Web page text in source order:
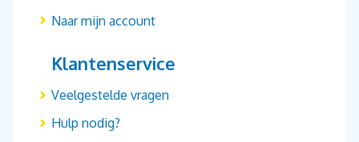
Naar mijn account
Klantenservice
Veelgestelde vragen
Hulp nodig?